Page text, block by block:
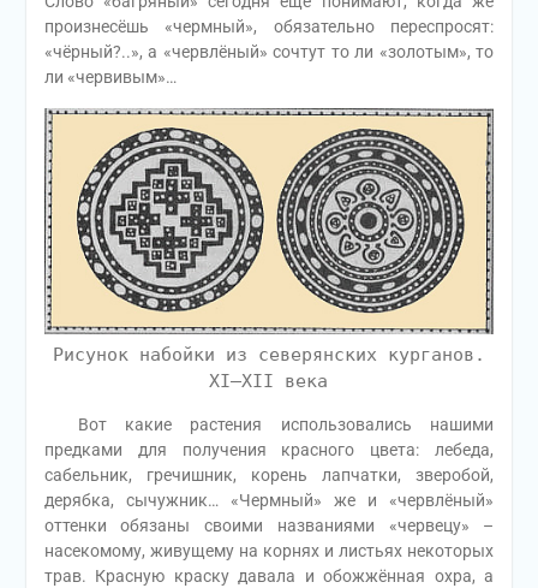
произнесёшь «чермный», обязательно переспросят:
«чёрный?..», а «червлёный» сочтут то ли «золотым», то
ли «червивым»…
Рисунок набойки из северянских курганов.
XI–XII века
Вот какие растения использовались нашими
предками для получения красного цвета: лебеда,
сабельник, гречишник, корень лапчатки, зверобой,
дерябка, сычужник… «Чермный» же и «червлёный»
оттенки обязаны своими названиями «червецу» –
насекомому, живущему на корнях и листьях некоторых
трав. Красную краску давала и обожжённая охра, а